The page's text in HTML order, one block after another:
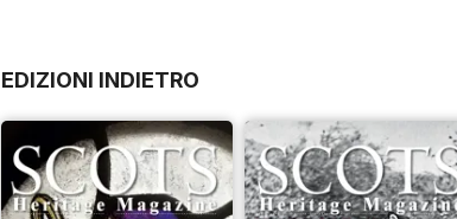
EDIZIONI INDIETRO